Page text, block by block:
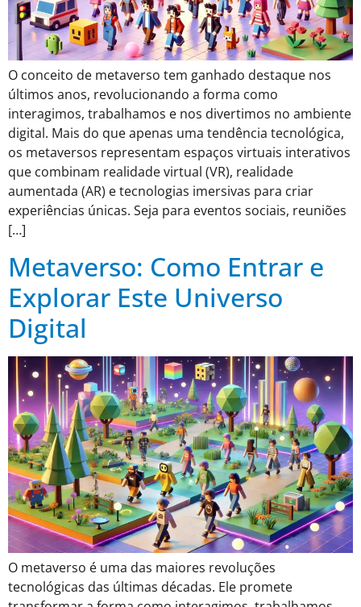
O conceito de metaverso tem ganhado destaque nos
últimos anos, revolucionando a forma como
interagimos, trabalhamos e nos divertimos no ambiente
digital. Mais do que apenas uma tendência tecnológica,
os metaversos representam espaços virtuais interativos
que combinam realidade virtual (VR), realidade
aumentada (AR) e tecnologias imersivas para criar
experiências únicas. Seja para eventos sociais, reuniões
[…]
Metaverso: Como Entrar e
Explorar Este Universo
Digital
O metaverso é uma das maiores revoluções
tecnológicas das últimas décadas. Ele promete